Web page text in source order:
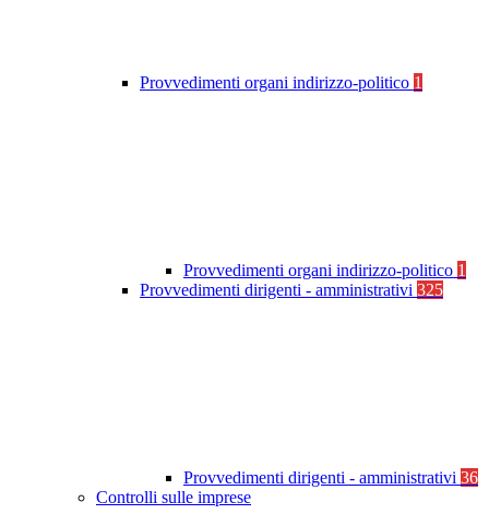
Provvedimenti organi indirizzo-politico 1
Provvedimenti organi indirizzo-politico 1
Provvedimenti dirigenti - amministrativi 325
Provvedimenti dirigenti - amministrativi 36
Controlli sulle imprese